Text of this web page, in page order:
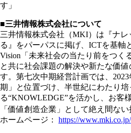
す」
■三井情報株式会社について
三井情報株式会社（MKI）は『ナレ
る』をパーパスに掲げ、ICTを基軸
Vision「未来社会の当たり前をつく
と共に社会課題の解決や新たな価
す。第七次中期経営計画では、
期」と位置づけ、半世紀にわたり
る“KNOWLEDGE”を活かし、お客
「価値創造企業」として絶え間な
ホームページ： https://www.mki.co.jp/